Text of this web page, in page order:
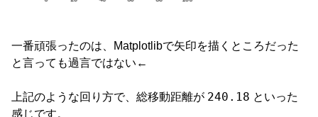
一番頑張ったのは、Matplotlibで矢印を描くところだった
と言っても過言ではない←
上記のような回り方で、総移動距離が 240.18 といった
感じです。